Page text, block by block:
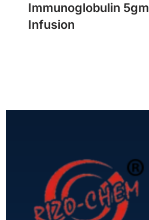
Immunoglobulin 5gm
Infusion